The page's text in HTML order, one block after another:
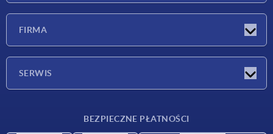
FIRMA
SERWIS
BEZPIECZNE PŁATNOŚCI